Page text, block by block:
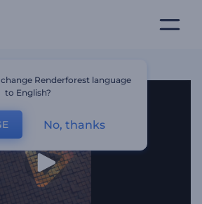
Renderforest language
to English?
No, thanks